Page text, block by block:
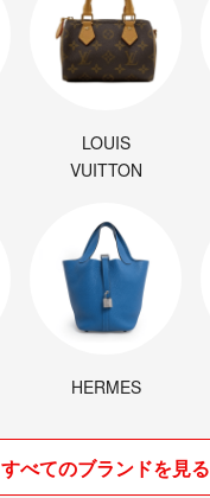
LOUIS
VUITTON
HERMES
すべてのブランドを見る